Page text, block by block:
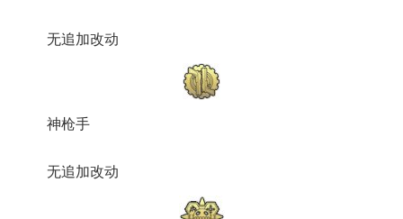
无追加改动
神枪手
无追加改动